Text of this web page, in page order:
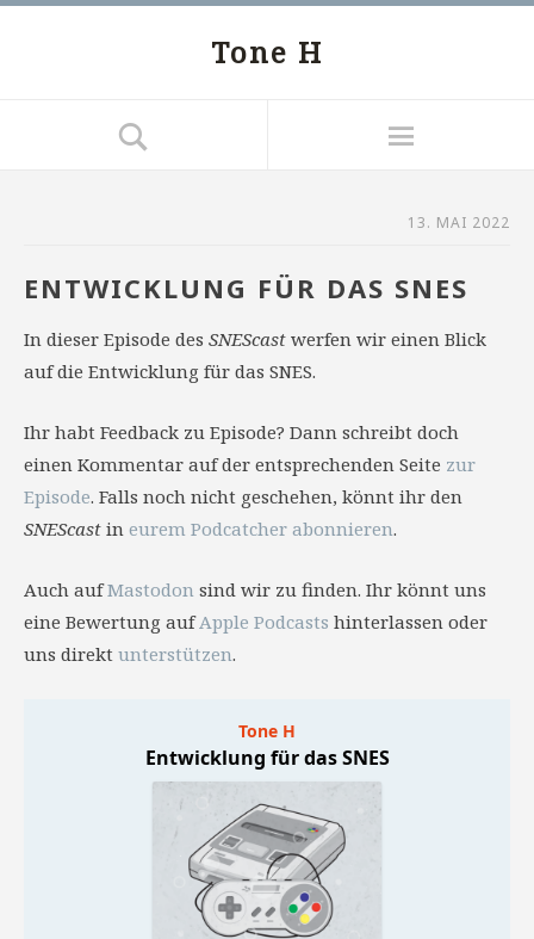
Tone H
13. MAI 2022
ENTWICKLUNG FÜR DAS SNES
In dieser Episode des SNEScast werfen wir einen Blick
auf die Entwicklung für das SNES.
Ihr habt Feedback zu Episode? Dann schreibt doch
einen Kommentar auf der entsprechenden Seite zur
Episode. Falls noch nicht geschehen, könnt ihr den
SNEScast in eurem Podcatcher abonnieren.
Auch aufMastodon sind wir zu finden. Ihr könnt uns
eine Bewertung aufApple Podcasts hinterlassen oder
uns direkt unterstützen.